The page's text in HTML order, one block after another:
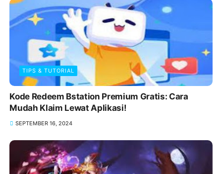
TIPS & TUTORIAL
Kode Redeem Bstation Premium Gratis: Cara
Mudah Klaim Lewat Aplikasi!
SEPTEMBER 16, 2024